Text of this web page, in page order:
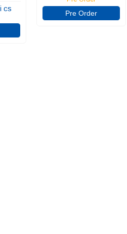
cs
Pre Order